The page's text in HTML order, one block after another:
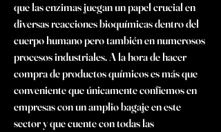
que las enzimas juegan un papel crucial en
diversas reacciones bioquímicas dentro del
cuerpo humano pero también en numerosos
procesos industriales. A la hora de hacer
compra de productos químicos es más que
conveniente que únicamente confiemos en
empresas con un amplio bagaje en este
sector y que cuente con todas las